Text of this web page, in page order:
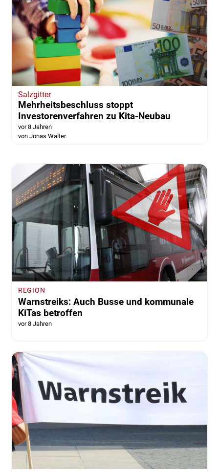
Salzgitter
Mehrheitsbeschluss stoppt
Investorenverfahren zu Kita-Neubau
vor 8 Jahren
von Jonas Walter
REGION
Warnstreiks: Auch Busse und kommunale
KiTas betroffen
vor 8 Jahren